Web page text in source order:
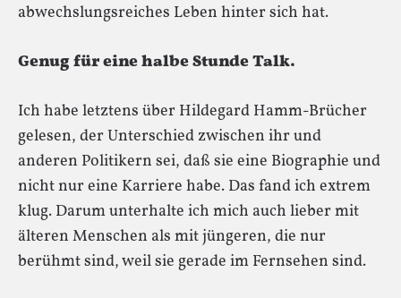
abwechslungsreiches Leben hinter sich hat.
Genug für eine halbe Stunde Talk.
Ich habe letztens über Hildegard Hamm-Brücher
gelesen, der Unterschied zwischen ihr und
anderen Politikern sei, daß sie eine Biographie und
nicht nur eine Karriere habe. Das fand ich extrem
klug. Darum unterhalte ich mich auch lieber mit
älteren Menschen als mit jüngeren, die nur
berühmt sind, weil sie gerade im Fernsehen sind.